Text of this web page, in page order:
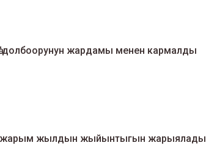
жардамы менен кармалды
жарым жылдын жыйынтыгын жарыялады